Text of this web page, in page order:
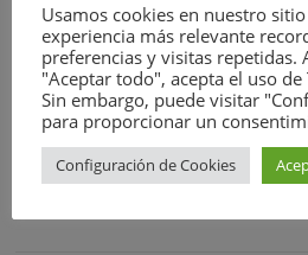
full (100x100)|thumbnail (150x150)|
medium_large (768x768)|large (790x790)
2048x2048 (2048x2048)|screenr-blog-
blog-grid (540x300)|screenr-blog-list
Usamos cookies en nuestro
experiencia más relevante
preferencias y visitas repetidas.
"Aceptar todo", acepta el uso de
Sin embargo, puede visitar
para proporcionar un
Configuración de Cookies